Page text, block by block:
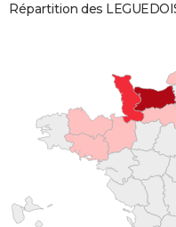
Répartition des